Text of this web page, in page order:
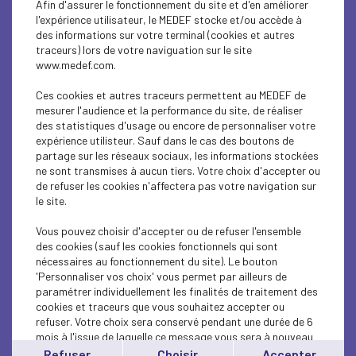
ECONOMY
SOCIAL
ECONOMY
ECONOMY
ECONOMY
ECONOMY
ECONOMY
ECONOMY
ECONOMY
Afin d'assurer le fonctionnement du site et d'en améliorer
l'expérience utilisateur, le MEDEF stocke et/ou accède à
des informations sur votre terminal (cookies et autres
traceurs) lors de votre naviguation sur le site
www.medef.com.
Ces cookies et autres traceurs permettent au MEDEF de
mesurer l'audience et la performance du site, de réaliser
des statistiques d'usage ou encore de personnaliser votre
expérience utilisteur. Sauf dans le cas des boutons de
partage sur les réseaux sociaux, les informations stockées
ne sont transmises à aucun tiers. Votre choix d'accepter ou
de refuser les cookies n'affectera pas votre navigation sur
le site.
Vous pouvez choisir d'accepter ou de refuser l'ensemble
des cookies (sauf les cookies fonctionnels qui sont
nécessaires au fonctionnement du site). Le bouton
'Personnaliser vos choix' vous permet par ailleurs de
paramétrer individuellement les finalités de traitement des
cookies et traceurs que vous souhaitez accepter ou
refuser. Votre choix sera conservé pendant une durée de 6
mois à l'issue de laquelle ce message vous sera à nouveau
affiché..